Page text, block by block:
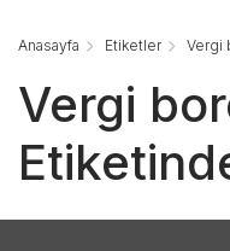
Anasayfa Etiketler Vergi
Vergi